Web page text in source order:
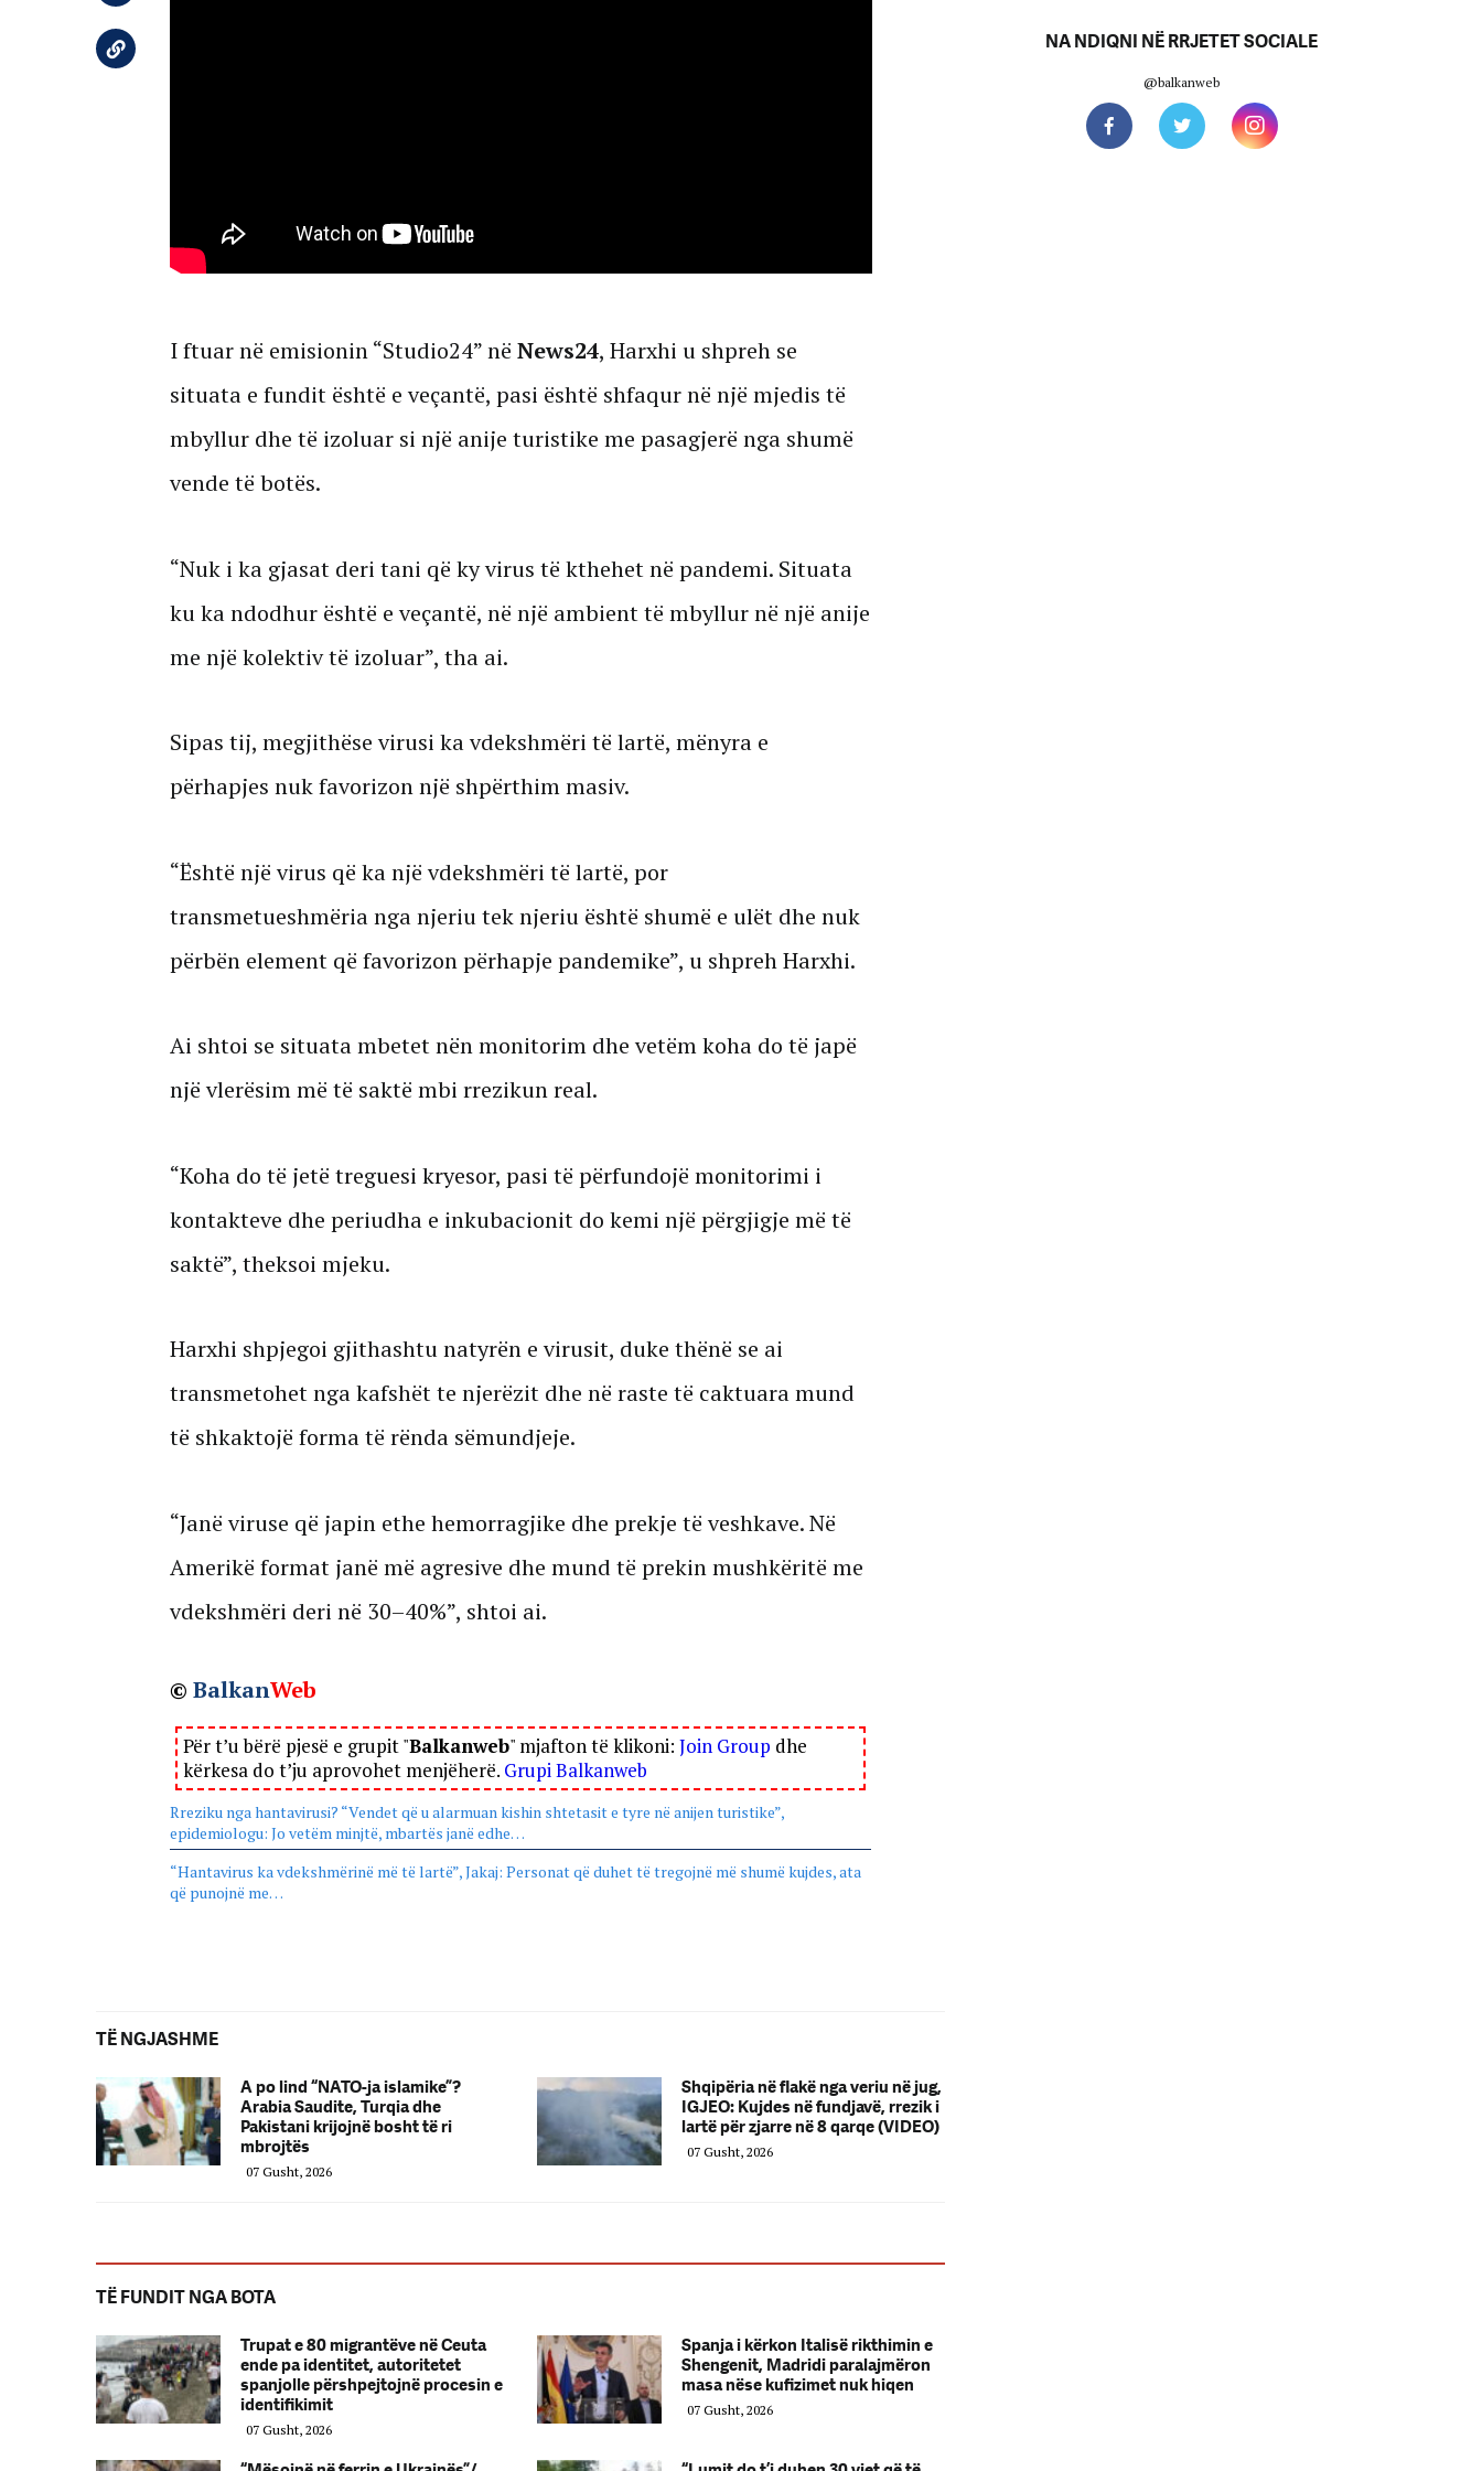
I ftuar në emisionin “Studio24” në News24, Harxhi u shpreh se
situata e fundit është e veçantë, pasi është shfaqur në një mjedis të
mbyllur dhe të izoluar si një anije turistike me pasagjerë nga shumë
vende të botës.
“Nuk i ka gjasat deri tani që ky virus të kthehet në pandemi. Situata
ku ka ndodhur është e veçantë, në një ambient të mbyllur në një anije
me një kolektiv të izoluar”, tha ai.
Sipas tij, megjithëse virusi ka vdekshmëri të lartë, mënyra e
përhapjes nuk favorizon një shpërthim masiv.
“Është një virus që ka një vdekshmëri të lartë, por
transmetueshmëria nga njeriu tek njeriu është shumë e ulët dhe nuk
përbën element që favorizon përhapje pandemike”, u shpreh Harxhi.
Ai shtoi se situata mbetet nën monitorim dhe vetëm koha do të japë
një vlerësim më të saktë mbi rrezikun real.
“Koha do të jetë treguesi kryesor, pasi të përfundojë monitorimi i
kontakteve dhe periudha e inkubacionit do kemi një përgjigje më të
saktë”, theksoi mjeku.
Harxhi shpjegoi gjithashtu natyrën e virusit, duke thënë se ai
transmetohet nga kafshët te njerëzit dhe në raste të caktuara mund
të shkaktojë forma të rënda sëmundjeje.
“Janë viruse që japin ethe hemorragjike dhe prekje të veshkave. Në
Amerikë format janë më agresive dhe mund të prekin mushkëritë me
vdekshmëri deri në 30–40%”, shtoi ai.
© BalkanWeb
Për t’u bërë pjesë e grupit "Balkanweb" mjafton të klikoni: Join Group dhe
kërkesa do t’ju aprovohet menjëherë. Grupi Balkanweb
Rreziku nga hantavirusi? “Vendet që u alarmuan kishin shtetasit e tyre në anijen turistike”,
epidemiologu: Jo vetëm minjtë, mbartës janë edhe…
“Hantavirus ka vdekshmërinë më të lartë”, Jakaj: Personat që duhet të tregojnë më shumë kujdes, ata
që punojnë me…
TË NGJASHME
A po lind “NATO-ja islamike”?
Arabia Saudite, Turqia dhe
Pakistani krijojnë bosht të ri
mbrojtës
07 Gusht, 2026
Shqipëria në flakë nga veriu në jug,
IGJEO: Kujdes në fundjavë, rrezik i
lartë për zjarre në 8 qarqe (VIDEO)
07 Gusht, 2026
TË FUNDIT NGA BOTA
Trupat e 80 migrantëve në Ceuta
ende pa identitet, autoritetet
spanjolle përshpejtojnë procesin e
identifikimit
07 Gusht, 2026
Spanja i kërkon Italisë rikthimin e
Shengenit, Madridi paralajmëron
masa nëse kufizimet nuk hiqen
07 Gusht, 2026
NA NDIQNI NË RRJETET SOCIALE
@balkanweb